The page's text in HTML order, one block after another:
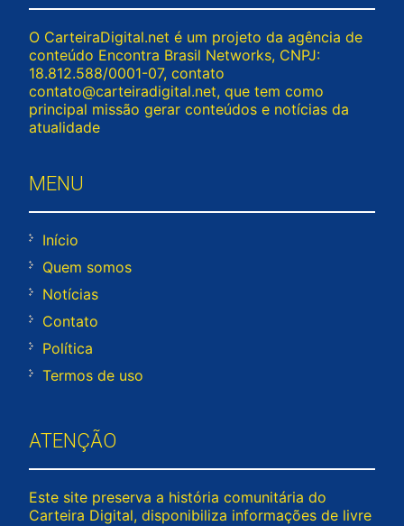
O CarteiraDigital.net é um projeto da agência de
conteúdo Encontra Brasil Networks, CNPJ:
18.812.588/0001-07, contato
contato@carteiradigital.net, que tem como
principal missão gerar conteúdos e notícias da
atualidade
MENU
Início
Quem somos
Notícias
Contato
Política
Termos de uso
ATENÇÃO
Este site preserva a história comunitária do
Carteira Digital, disponibiliza informações de livre